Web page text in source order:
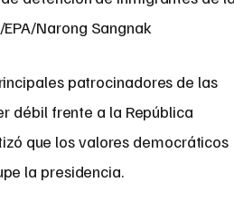
Narong Sangnak
patrocinadores de las
débil frente a la República
que los valores democráticos
la presidencia.